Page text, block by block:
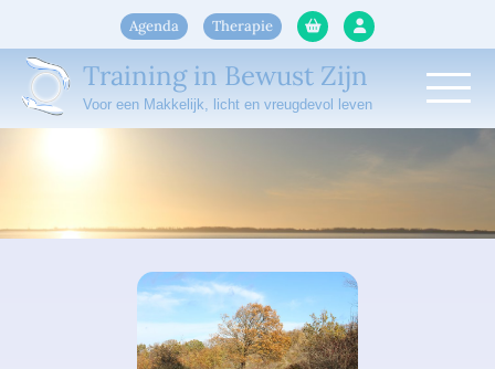
Training in Bewust Zijn
Voor een Makkelijk, licht en vreugdevol leven
Agenda Therapie
Blog
Themabijeenkomsten
Therapeutische groepsbijeenkomsten
Online trainingen
Geleide meditaties